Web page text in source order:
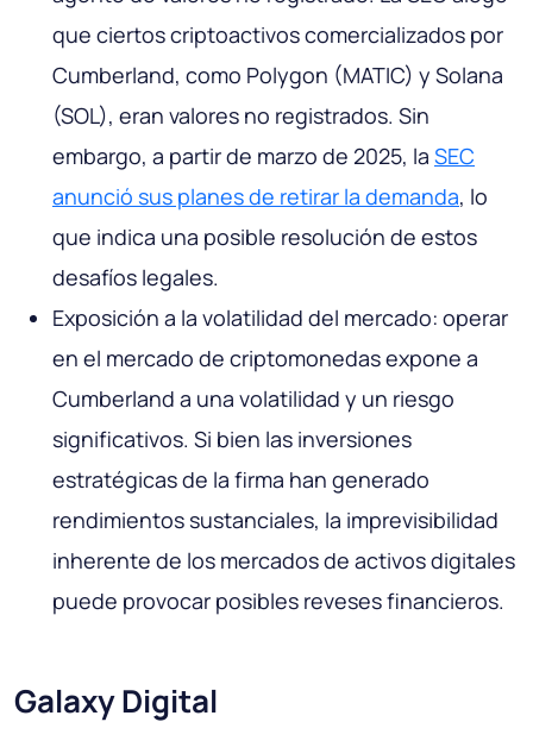
que ciertos criptoactivos comercializados por
Cumberland, como Polygon (MATIC) y Solana
(SOL), eran valores no registrados. Sin
embargo, a partir de marzo de 2025, la SEC
anunció sus planes de retirar la demanda, lo
que indica una posible resolución de estos
desafíos legales.
Exposición a la volatilidad del mercado: operar
en el mercado de criptomonedas expone a
Cumberland a una volatilidad y un riesgo
significativos. Si bien las inversiones
estratégicas de la firma han generado
rendimientos sustanciales, la imprevisibilidad
inherente de los mercados de activos digitales
puede provocar posibles reveses financieros.
Galaxy Digital